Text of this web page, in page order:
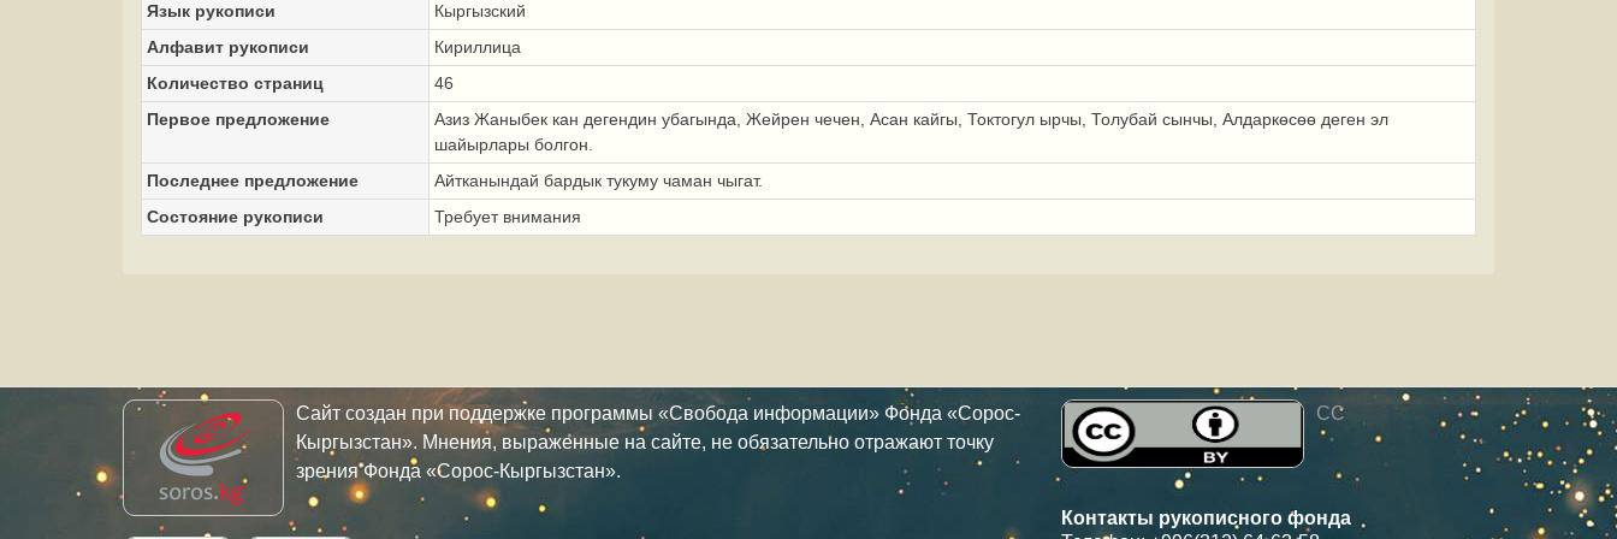
Язык рукописи
Кыргызский
Алфавит рукописи
Кириллица
Количество страниц
46
Первое предложение
Азиз Жаныбек кан дегендин убагында, Жейрен чечен, Асан кайгы, Токтогул ырчы, Толубай сынчы, Алдаркөсөө деген эл
шайырлары болгон.
Последнее предложение
Айтканындай бардык тукуму чаман чыгат.
Состояние рукописи
Требует внимания
Сайт создан при поддержке программы «Свобода информации» Фонда «Сорос-
Кыргызстан». Мнения, выраженные на сайте, не обязательно отражают точку
зрения Фонда «Сорос-Кыргызстан».
CC
Контакты рукописного фонда